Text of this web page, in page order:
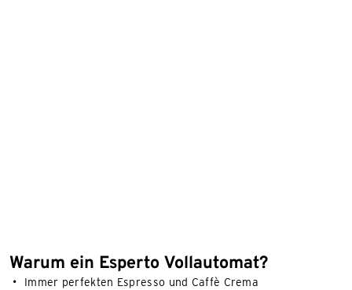
Warum ein Esperto Vollautomat?
Immer perfekten Espresso und Caffè Crema